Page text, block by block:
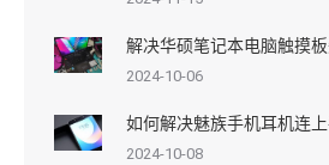
解决华硕笔记本电脑触摸
2024-10-06
如何解决魅族手机耳机连
2024-10-08